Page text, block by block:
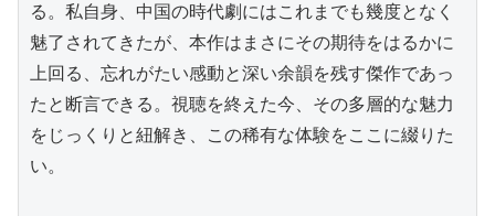
る。私自身、中国の時代劇にはこれまでも幾度となく
魅了されてきたが、本作はまさにその期待をはるかに
上回る、忘れがたい感動と深い余韻を残す傑作であっ
たと断言できる。視聴を終えた今、その多層的な魅力
をじっくりと紐解き、この稀有な体験をここに綴りた
い。